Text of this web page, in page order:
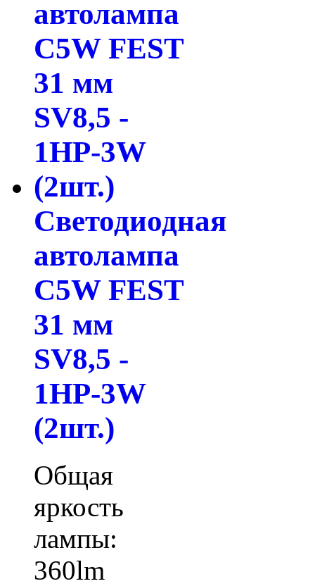
Светодиодная
автолампа
C5W FEST
31 мм
SV8,5 -
1HP-3W
(2шт.)
Общая
яркость
лампы:
360lm